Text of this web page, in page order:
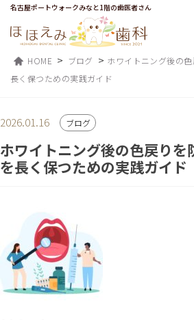
名古屋ポートウォークみなと1階の歯医者さん
HOME > ブログ > ホワイトニング後の
長く保つための実践ガイド
2026.01.16 ブログ
ホワイトニング後の色戻りを
を長く保つための実践ガイド